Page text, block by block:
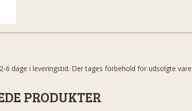
dage i leveringstid. Der tages forbehold for udsolgte vare.
PRODUKTER